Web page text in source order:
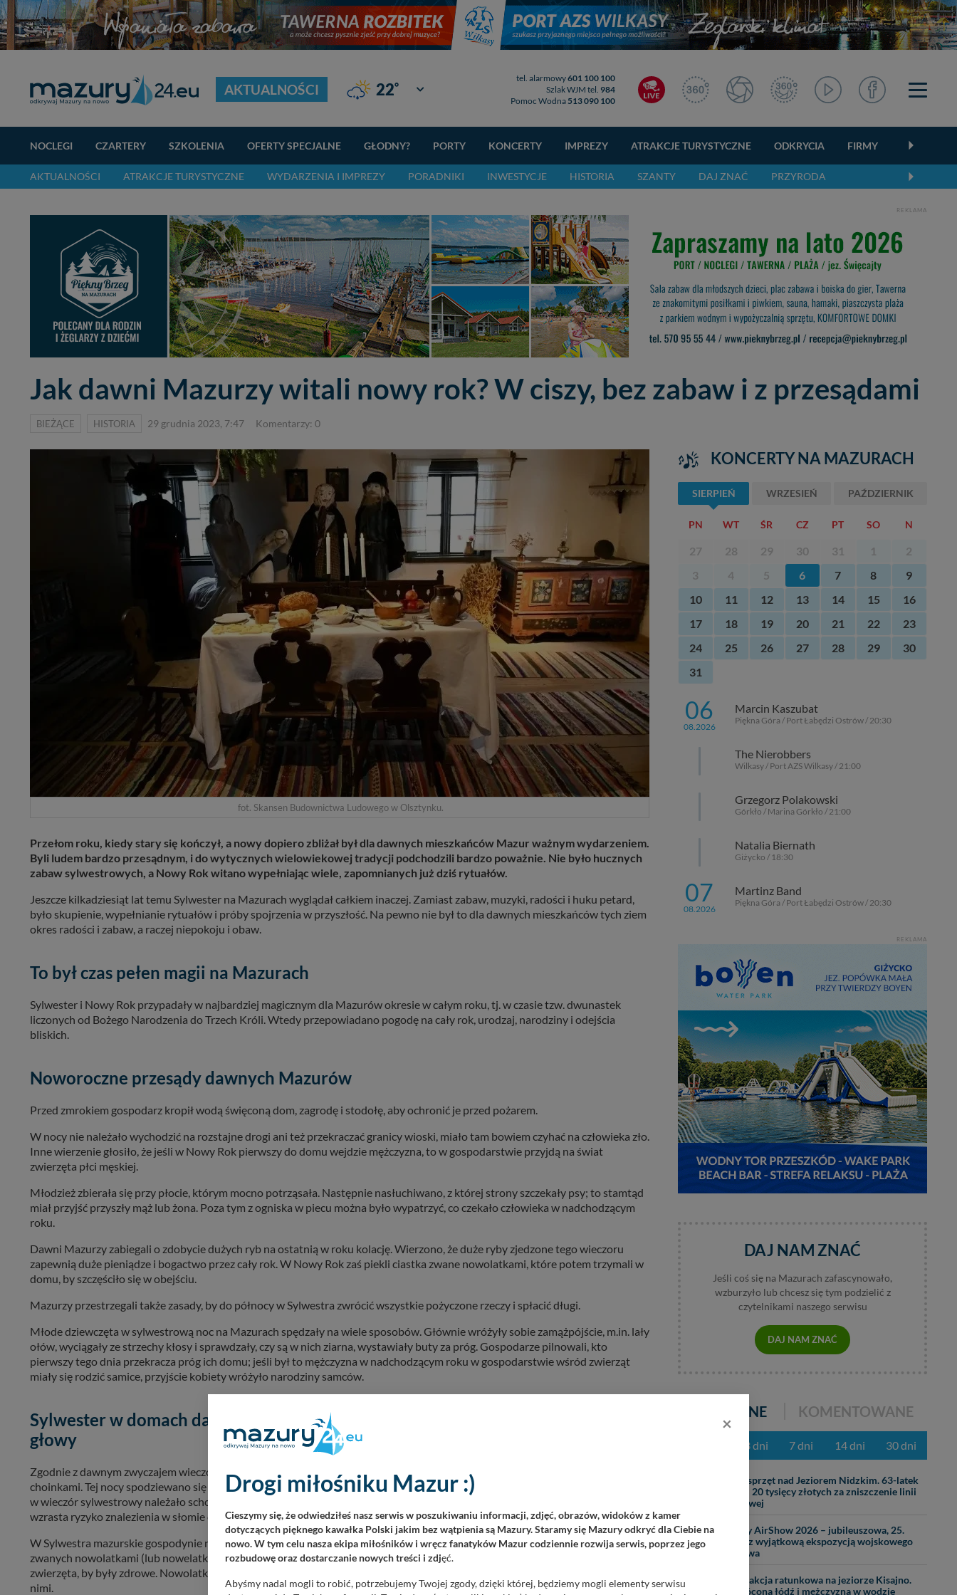
AKTUALNOŚCI 22° Giżycko
tel. alarmowy601 100 100
Szlak WJM tel. 984
Pomoc Wodna 513 090 100
NOCLEGI CZARTERY SZKOLENIA OFERTY SPECJALNE GŁODNY? PORTY KONCERTY IMPREZY ATRAKCJE TURYSTYCZNE ODKRYCIA FIRMY
AKTUALNOŚCI ATRAKCJE TURYSTYCZNE WYDARZENIA I IMPREZY PORADNIKI INWESTYCJE HISTORIA SZANTY DAJ ZNAĆ PRZYRODA
REKLAMA
Jak dawni Mazurzy witali nowy rok? W ciszy, bez zabaw i z przesądami
BIEŻĄCE HISTORIA 29 grudnia 2023, 7:47 Komentarzy: 0
fot. Skansen Budownictwa Ludowego w Olsztynku.
Przełom roku, kiedy stary się kończył, a nowy dopiero zbliżał był dla dawnych mieszkańców Mazur ważnym wydarzeniem.
Byli ludem bardzo przesądnym, i do wytycznych wielowiekowej tradycji podchodzili bardzo poważnie. Nie było hucznych
zabaw sylwestrowych, a Nowy Rok witano wypełniając wiele, zapomnianych już dziś rytuałów.
Jeszcze kilkadziesiąt lat temu Sylwester na Mazurach wyglądał całkiem inaczej. Zamiast zabaw, muzyki, radości i huku petard,
było skupienie, wypełnianie rytuałów i próby spojrzenia w przyszłość. Na pewno nie był to dla dawnych mieszkańców tych ziem
okres radości i zabaw, a raczej niepokoju i obaw.
To był czas pełen magii na Mazurach
Sylwester i Nowy Rok przypadały w najbardziej magicznym dla Mazurów okresie w całym roku, tj. w czasie tzw. dwunastek
liczonych od Bożego Narodzenia do Trzech Króli. Wtedy przepowiadano pogodę na cały rok, urodzaj, narodziny i odejścia
bliskich.
Noworoczne przesądy dawnych Mazurów
Przed zmrokiem gospodarz kropił wodą święconą dom, zagrodę i stodołę, aby ochronić je przed pożarem.
W nocy nie należało wychodzić na rozstajne drogi ani też przekraczać granicy wioski, miało tam bowiem czyhać na człowieka zło.
Inne wierzenie głosiło, że jeśli w Nowy Rok pierwszy do domu wejdzie mężczyzna, to w gospodarstwie przyjdą na świat
zwierzęta płci męskiej.
Młodzież zbierała się przy płocie, którym mocno potrząsała. Następnie nasłuchiwano, z której strony szczekały psy; to stamtąd
miał przyjść przyszły mąż lub żona. Poza tym z ogniska w piecu można było wypatrzyć, co czekało człowieka w nadchodzącym
roku.
Dawni Mazurzy zabiegali o zdobycie dużych ryb na ostatnią w roku kolację. Wierzono, że duże ryby zjedzone tego wieczoru
zapewnią duże pieniądze i bogactwo przez cały rok. W Nowy Rok zaś piekli ciastka zwane nowolatkami, które potem trzymali w
domu, by szczęściło się w obejściu.
Mazurzy przestrzegali także zasady, by do północy w Sylwestra zwrócić wszystkie pożyczone rzeczy i spłacić długi.
Młode dziewczęta w sylwestrową noc na Mazurach spędzały na wiele sposobów. Głównie wróżyły sobie zamążpójście, m.in. lały
ołów, wyciągały ze strzechy kłosy i sprawdzały, czy są w nich ziarna, wystawiały buty za próg. Gospodarze pilnowali, kto
pierwszy tego dnia przekracza próg ich domu; jeśli był to mężczyzna w nadchodzącym roku w gospodarstwie wśród zwierząt
miały się rodzić samice, przyjście kobiety wróżyło narodziny samców.
Sylwester w domach dawnych Mazurów – odwiedziny duchów i człowiek bez
głowy
Zgodnie z dawnym zwyczajem wieczorem uprzątano izbę, a podłogę posypywano piaskiem. Ściany i sufit przystrajano
choinkami. Tej nocy spodziewano się odwiedzin dusz zmarłych, które swoje ślady pozostawiały właśnie na piasku. Na Mazurach
w wieczór sylwestrowy należało schować nóż od sieczkarni, wierzono bowiem, że w przeciwnym wypadku następnego dnia
wzrasta ryzyko znalezienia w słomie człowieka bez głowy.
W Sylwestra mazurskie gospodynie na słomie stawiały dzieżę, w której rozczyniały ciasto na wypiek noworocznych ciastek
zwanych nowolatkami (lub nowelatkami). Wierzono, że zapewniają one spokój i dobrobyt; częstowano nimi gospodarskie
zwierzęta, by były zdrowe. Nowolatki suszono i starannie przechowywano przez cały rok. Gdy chorowało bydło - leczono je
nimi.
KONCERTY NA MAZURACH
SIERPIEŃ WRZESIEŃ PAŹDZIERNIK
PN WT ŚR CZ PT SO N
27 28 29 30 31 1
2
3
4 5 6 7 8
9
10
11 12 13 14 15
16
17
18 19 20 21 22
23
24
25 26 27 28 29
30
31
06
08.2026
Marcin Kaszubat
Piękna Góra / Port Łabędzi Ostrów / 20:30
The Nierobbers
Wilkasy / Port AZS Wilkasy / 21:00
Grzegorz Polakowski
Górkło / Marina Górkło / 21:00
Natalia Biernath
Giżycko / 18:30
07
08.2026
Martinz Band
Piękna Góra / Port Łabędzi Ostrów / 20:30
REKLAMA
DAJ NAM ZNAĆ
Jeśli coś się na Mazurach zafascynowało,
wzburzyło lub chcesz się tym podzielić z
czytelnikami naszego serwisu
DAJ NAM ZNAĆ
POPULARNE KOMENTOWANE
z ostatnich 3 dni 7 dni 14 dni 30 dni
Ciężki sprzęt nad Jeziorem Nidzkim. 63-latek
zapłaci 20 tysięcy złotych za zniszczenie linii
brzegowej
29.07
Mazury AirShow 2026 – jubileuszowa, 25.
edycja z wyjątkową ekspozycją wojskowego
lotnictwa
25.07
Nocna akcja ratunkowa na jeziorze Kisajno.
Wywrócona łódź i mężczyzna w wodzie
×
Drogi miłośniku Mazur :)
Cieszymy się, że odwiedziłeś nasz serwis w poszukiwaniu informacji, zdjęć, obrazów, widoków z kamer
dotyczących pięknego kawałka Polski jakim bez wątpienia są Mazury. Staramy się Mazury odkryć dla Ciebie na
nowo. W tym celu nasza ekipa miłośników i wręcz fanatyków Mazur codziennie rozwija serwis, poprzez jego
rozbudowę oraz dostarczanie nowych treści i zdjęć.
Abyśmy nadal mogli to robić, potrzebujemy Twojej zgody, dzięki której, będziemy mogli elementy serwisu